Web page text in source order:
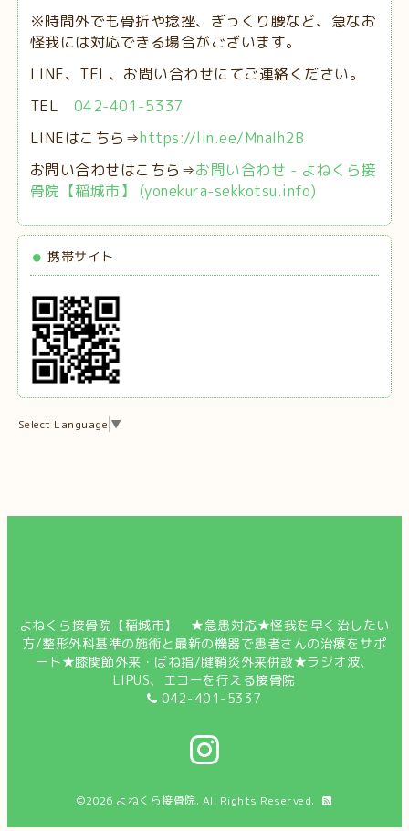
※時間外でも骨折や捻挫、ぎっくり腰など、急なお
怪我には対応できる場合がございます。
LINE、TEL、お問い合わせにてご連絡ください。
TEL 042-401-5337
LINEはこちら⇒https://lin.ee/MnaIh2B
お問い合わせはこちら⇒お問い合わせ - よねくら接
骨院【稲城市】 (yonekura-sekkotsu.info)
携帯サイト
Select Language ▼
よねくら接骨院【稲城市】 ★急患対応★怪我を早く治したい
方/整形外科基準の施術と最新の機器で患者さんの治療をサポ
ート★膝関節外来・ばね指/腱鞘炎外来併設★ラジオ波、
LIPUS、エコーを行える接骨院
042-401-5337
©2026 よねくら接骨院. All Rights Reserved.